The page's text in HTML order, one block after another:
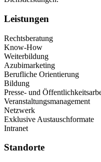
Leistungen
Rechtsberatung
Know-How
Weiterbildung
Azubimarketing
Berufliche Orientierung
Bildung
Presse- und
Veranstaltungsmanagement
Netzwerk
Exklusive Austauschformate
Intranet
Standorte